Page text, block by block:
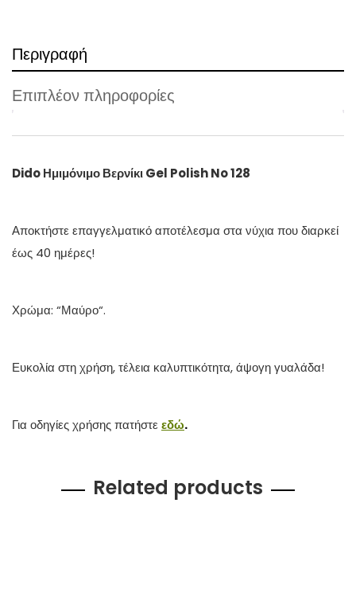
Περιγραφή
Επιπλέον πληροφορίες
Dido Ημιμόνιμο Βερνίκι Gel Polish No 128
Αποκτήστε επαγγελματικό αποτέλεσμα στα νύχια που διαρκεί
έως 40 ημέρες!
Χρώμα: “Μαύρο“.
Ευκολία στη χρήση, τέλεια καλυπτικότητα, άψογη γυαλάδα!
Για οδηγίες χρήσης πατήστεεδώ.
Related products